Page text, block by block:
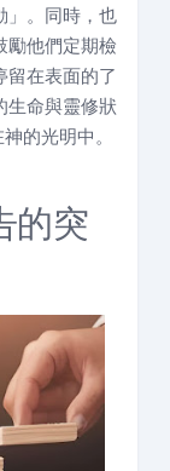
」。同時，也
勵他們定期檢
留在表面的了
生命與靈修狀
的光明中。
的突